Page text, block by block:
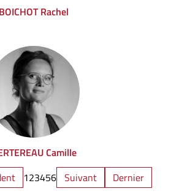
BOICHOT Rachel
Camille
123456 Suivant Dernier